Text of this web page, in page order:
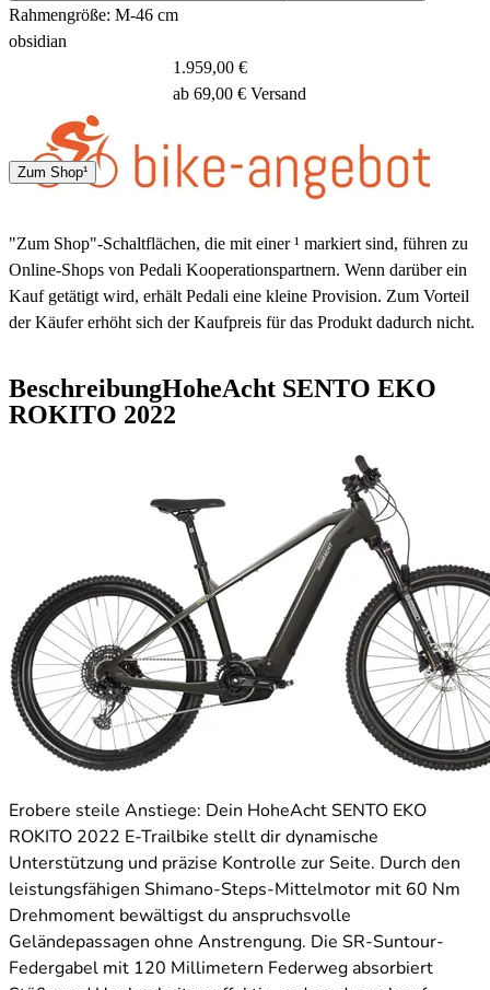
Rahmengröße: M-46 cm
obsidian
Spedition
3 - 5 Tage
1.959,00 €
ab 69,00 € Versand
Zum Shop¹
"Zum Shop"-Schaltflächen, die mit einer ¹ markiert sind, führen zu
Online-Shops von Pedali Kooperationspartnern. Wenn darüber ein
Kauf getätigt wird, erhält Pedali eine kleine Provision. Zum Vorteil
der Käufer erhöht sich der Kaufpreis für das Produkt dadurch nicht.
BeschreibungHoheAcht SENTO EKO
ROKITO 2022
Erobere steile Anstiege: Dein HoheAcht SENTO EKO
ROKITO 2022 E-Trailbike stellt dir dynamische
Unterstützung und präzise Kontrolle zur Seite. Durch den
leistungsfähigen Shimano-Steps-Mittelmotor mit 60 Nm
Drehmoment bewältigst du anspruchsvolle
Geländepassagen ohne Anstrengung. Die SR-Suntour-
Federgabel mit 120 Millimetern Federweg absorbiert